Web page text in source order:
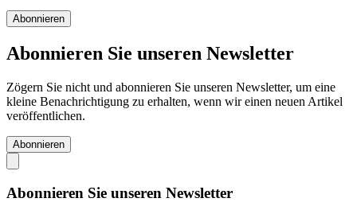
Abonnieren
Abonnieren Sie unseren Newsletter
Zögern Sie nicht und abonnieren Sie unseren Newsletter, um eine
kleine Benachrichtigung zu erhalten, wenn wir einen neuen Artikel
veröffentlichen.
Abonnieren
Abonnieren Sie unseren Newsletter